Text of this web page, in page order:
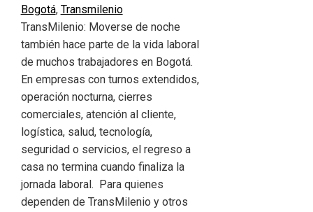
Bogotá, Transmilenio
TransMilenio: Moverse de noche
también hace parte de la vida laboral
de muchos trabajadores en Bogotá.
En empresas con turnos extendidos,
operación nocturna, cierres
comerciales, atención al cliente,
logística, salud, tecnología,
seguridad o servicios, el regreso a
casa no termina cuando finaliza la
jornada laboral. Para quienes
dependen de TransMilenio y otros